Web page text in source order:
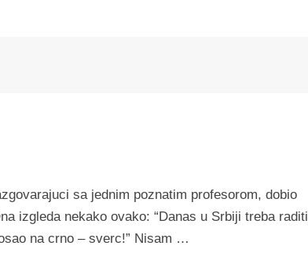
sa jednim poznatim profesorom, dobio
izgleda nekako ovako: “Danas u Srbiji treba raditi
na crno – sverc!” Nisam …